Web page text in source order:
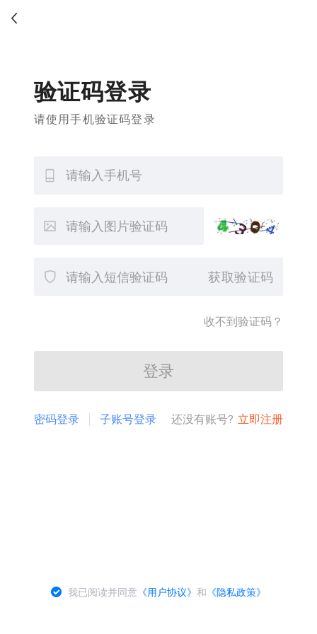
验证码登录
请使用手机验证码登录
获取验证码
收不到验证码？
登录
密码登录 子账号登录 还没有账号? 立即注册
我已阅读并同意 《用户协议》和 《隐私政策》